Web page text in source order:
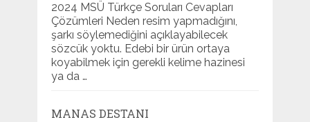
2024 MSÜ Türkçe Soruları Cevapları
Çözümleri Neden resim yapmadığını,
şarkı söylemediğini açıklayabilecek
sözcük yoktu. Edebi bir ürün ortaya
koyabilmek için gerekli kelime hazinesi
ya da …
MANAS DESTANI